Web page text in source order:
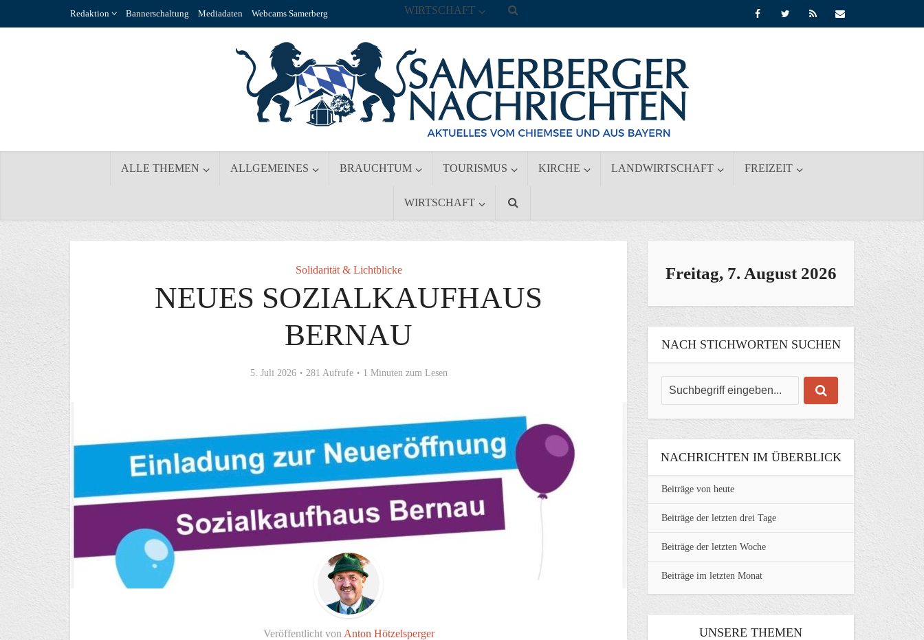
Redaktion Bannerschaltung Mediadaten Webcams Samerberg
ALLE THEMEN ALLGEMEINES BRAUCHTUM TOURISMUS KIRCHE LANDWIRTSCHAFT FREIZEIT
WIRTSCHAFT
WIRTSCHAFT
Solidarität & Lichtblicke
NEUES SOZIALKAUFHAUS
BERNAU
5. Juli 2026 281 Aufrufe 1 Minuten zum Lesen
Veröffentlicht von Anton Hötzelsperger
Freitag, 7. August 2026
NACH STICHWORTEN SUCHEN
NACHRICHTEN IM ÜBERBLICK
Beiträge von heute
Beiträge der letzten drei Tage
Beiträge der letzten Woche
Beiträge im letzten Monat
UNSERE THEMEN